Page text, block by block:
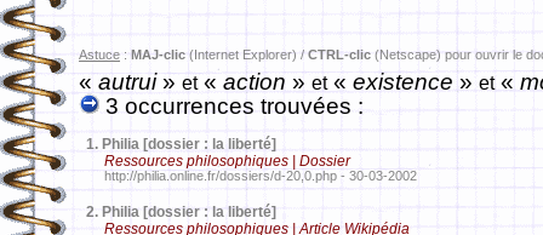
Astuce : MAJ-clic (Internet Explorer) / CTRL-clic (Netscape) pour ouvrir le
«autrui» et« action » et« existence » et«
3 occurrences trouvées :
1. Philia [dossier : la liberté]
Ressources philosophiques | Dossier
http://philia.online.fr/dossiers/d-20,0.php - 30-03-2002
2. Philia [dossier : la liberté]
Ressources philosophiques | Article Wikipédia